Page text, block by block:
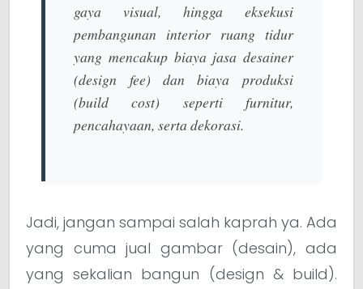
gaya visual, hingga eksekusi
pembangunan interior ruang tidur
yang mencakup biaya jasa desainer
(design fee) dan biaya produksi
(build cost) seperti furnitur,
pencahayaan, serta dekorasi.
Jadi, jangan sampai salah kaprah ya. Ada
yang cuma jual gambar (desain), ada
yang sekalian bangun (design & build).